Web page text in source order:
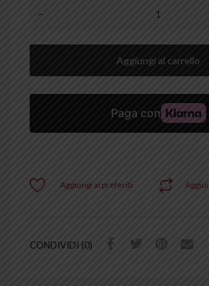
Aggiungi al carrello
Aggiungi ai preferiti
CONDIVIDI (0)